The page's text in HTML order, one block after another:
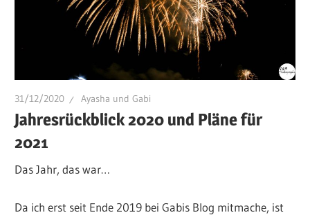
31/12/2020 Ayasha und Gabi
Jahresrückblick 2020 und Pläne für
2021
Das Jahr, das war…
Da ich erst seit Ende 2019 bei Gabis Blog mitmache, ist